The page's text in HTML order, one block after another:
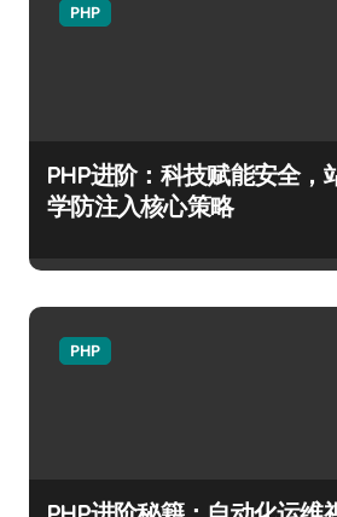
PHP
PHP进阶：科技赋能安全，
学防注入核心策略
PHP